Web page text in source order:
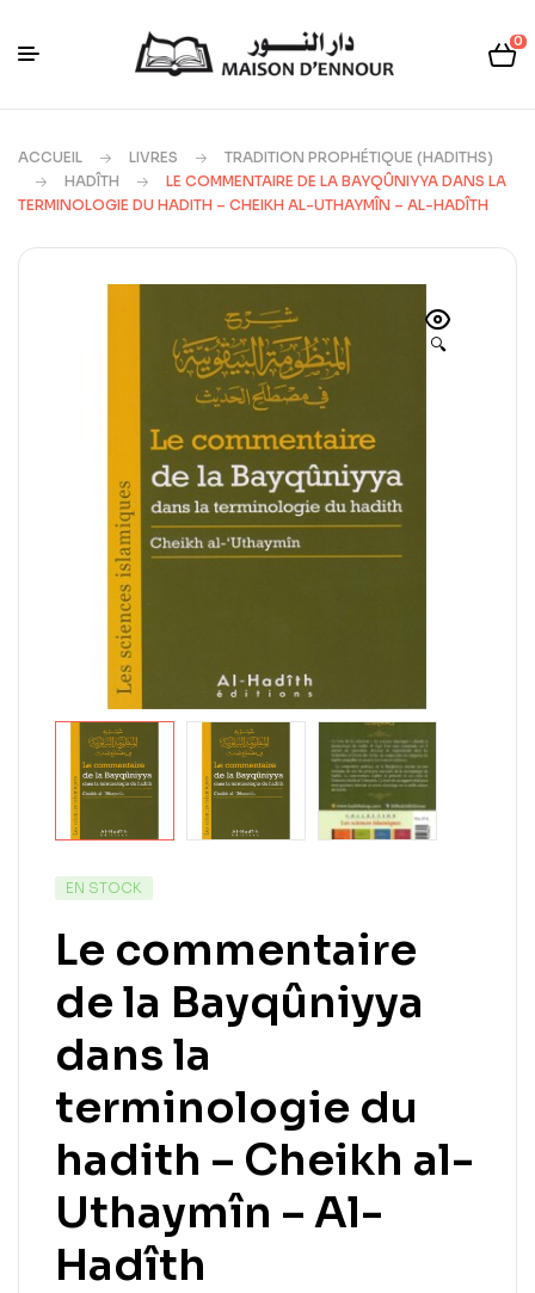
0
ACCUEIL LIVRES
TRADITION PROPHÉTIQUE (HADITHS)
HADÎTH
LE COMMENTAIRE DE LA BAYQÛNIYYA DANS LA
TERMINOLOGIE DU HADITH – CHEIKH AL-UTHAYMÎN – AL-HADÎTH
🔍
EN STOCK
Le commentaire
de la Bayqûniyya
dans la
terminologie du
hadith – Cheikh al-
Uthaymîn – Al-
Hadîth